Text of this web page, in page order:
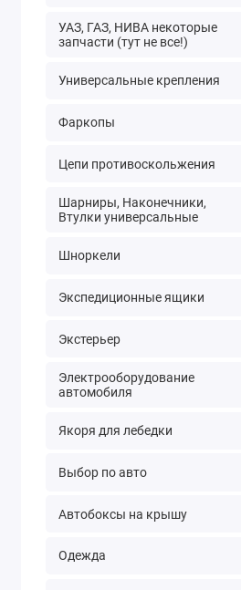
УАЗ, ГАЗ, НИВА некоторые
запчасти (тут не все!)
Универсальные крепления
Фаркопы
Цепи противоскольжения
Шарниры, Наконечники,
Втулки универсальные
Шноркели
Экспедиционные ящики
Экстерьер
Электрооборудование
автомобиля
Якоря для лебедки
Выбор по авто
Автобоксы на крышу
Одежда